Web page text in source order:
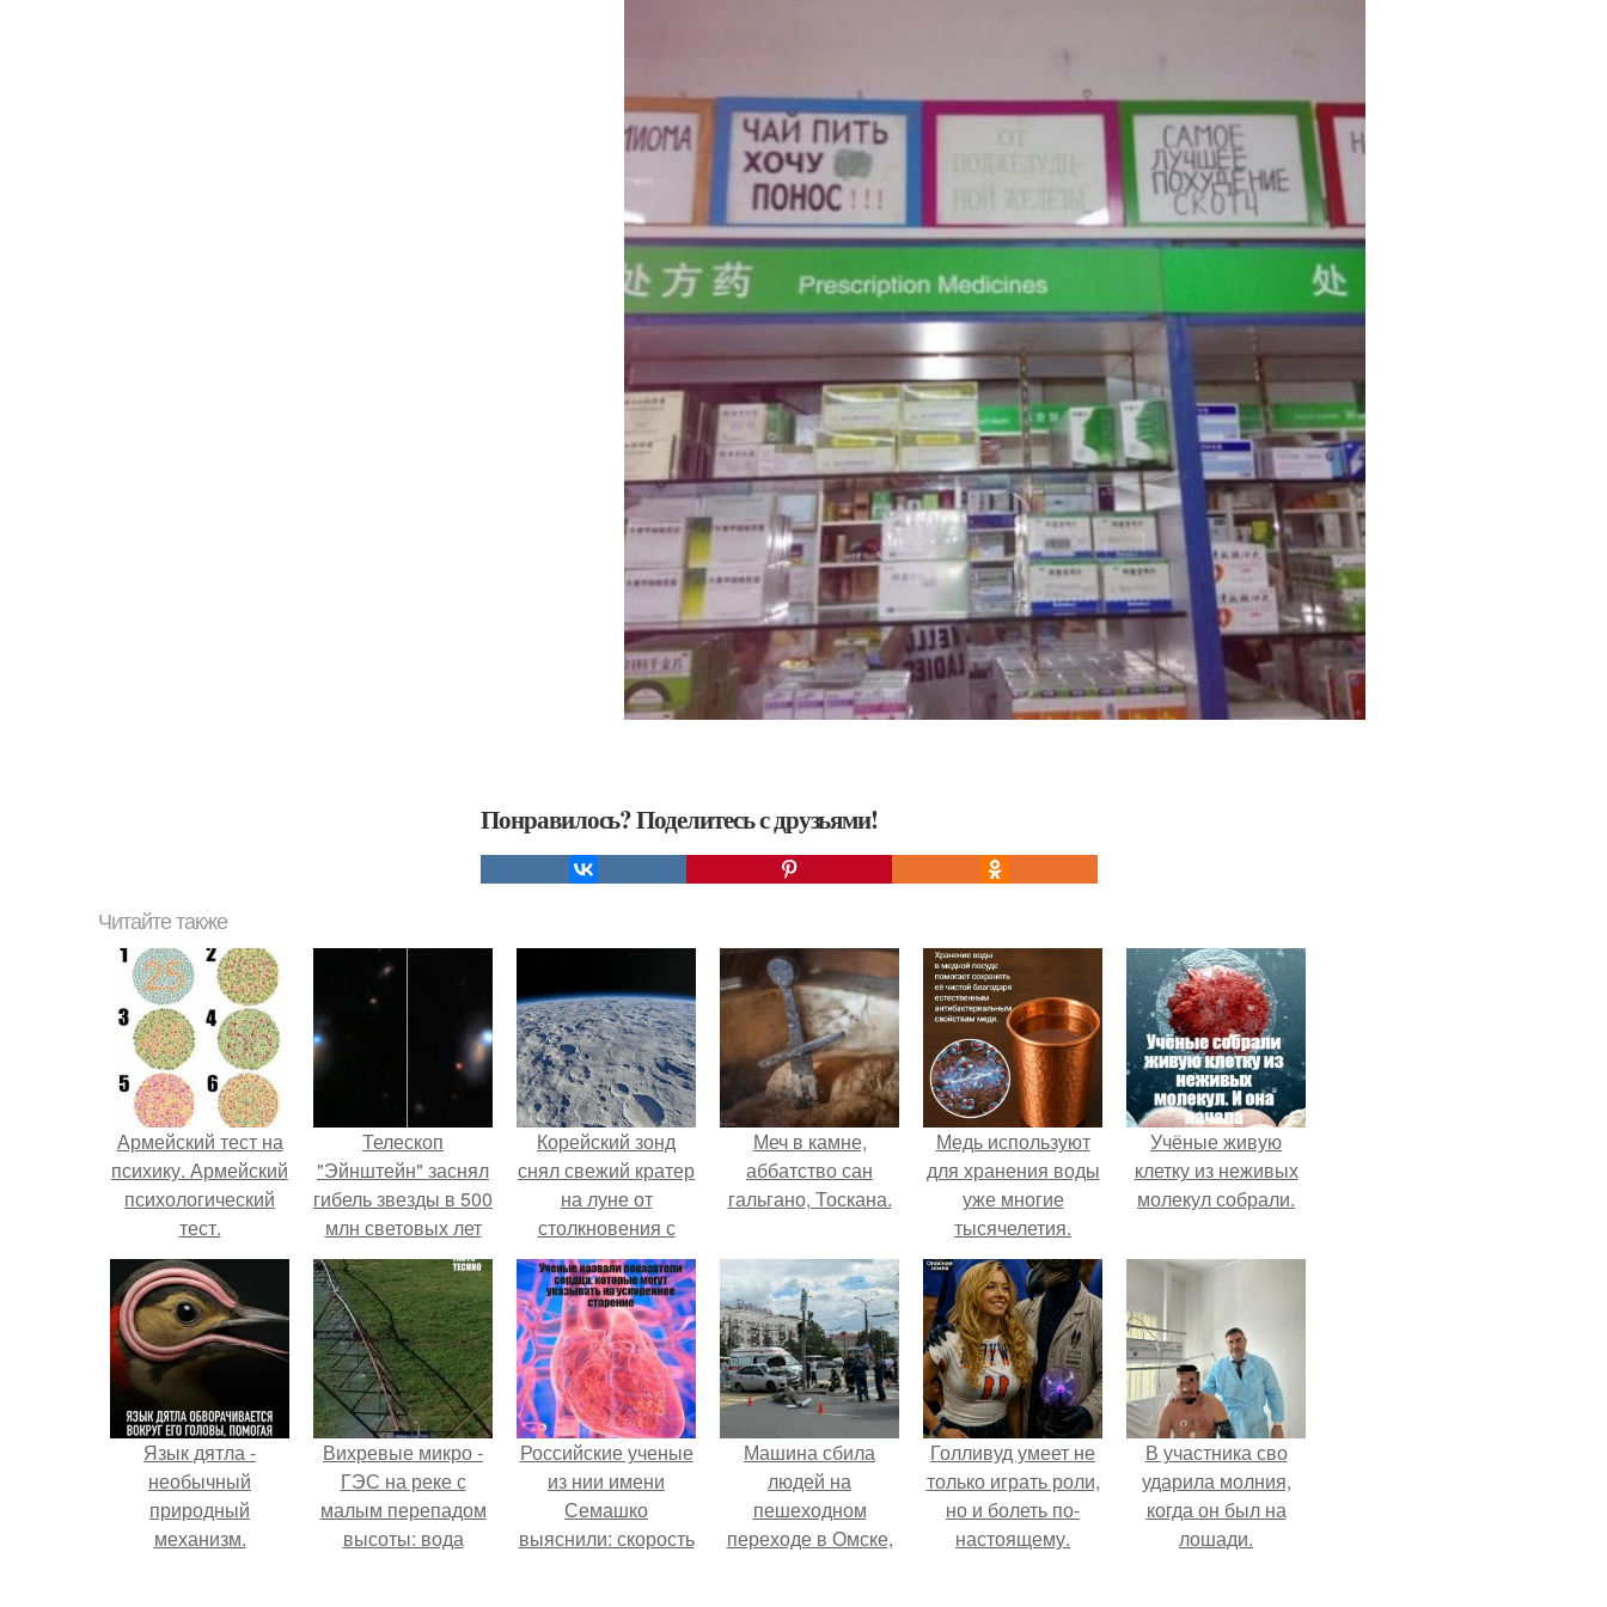
Понравилось? Поделитесь с друзьями!
Читайте также
Армейский тест на
психику. Армейский
психологический
тест.
Телескоп
"Эйнштейн" заснял
гибель звезды в 500
млн световых лет
от земли.
Корейский зонд
снял свежий кратер
на луне от
столкновения с
обломком Falcon 9.
Меч в камне,
аббатство сан
гальгано, Тоскана.
Медь используют
для хранения воды
уже многие
тысячелетия.
Учёные живую
клетку из неживых
молекул собрали.
Язык дятла -
необычный
природный
механизм.
Вихревые микро -
ГЭС на реке с
малым перепадом
высоты: вода
Российские ученые
из нии имени
Семашко
выяснили: скорость
Машина сбила
людей на
пешеходном
переходе в Омске,
Голливуд умеет не
только играть роли,
но и болеть по-
настоящему.
В участника сво
ударила молния,
когда он был на
лошади.